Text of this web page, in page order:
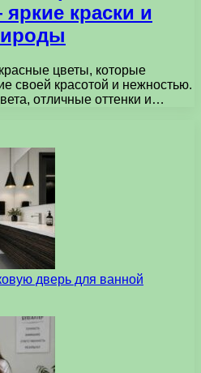
краски и
цветы, которые
своей красотой и нежностью.
отличные оттенки и…
дверь для ванной